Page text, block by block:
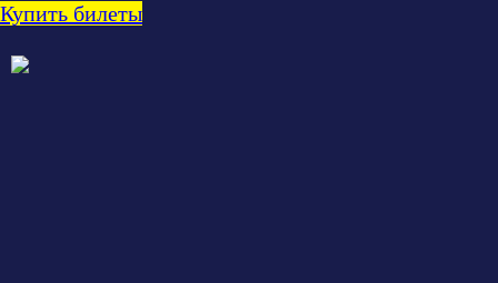
Купить билеты